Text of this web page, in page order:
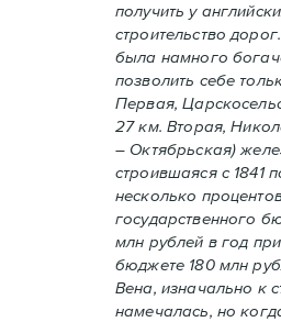
получить у
строительство
была намного
позволить себе
Первая,
27 км. Вторая,
– Октябрьская)
строившаяся с 1841
несколько
государственного
млн рублей в год
бюджете 180 млн
Вена, изначально к
намечалась, но